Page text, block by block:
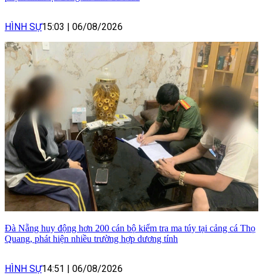
HÌNH SỰ15:03 | 06/08/2026
Đà Nẵng huy động hơn 200 cán bộ kiểm tra ma túy tại cảng cá Thọ
Quang, phát hiện nhiều trường hợp dương tính
HÌNH SỰ14:51 | 06/08/2026